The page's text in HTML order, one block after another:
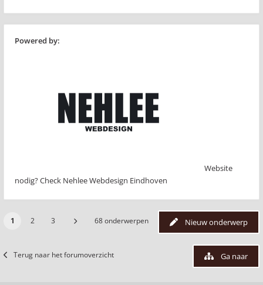
Powered by:
Website
nodig? Check Nehlee Webdesign Eindhoven
Nieuw onderwerp
1 2 3 68 onderwerpen
Terug naar het forumoverzicht Ga naar